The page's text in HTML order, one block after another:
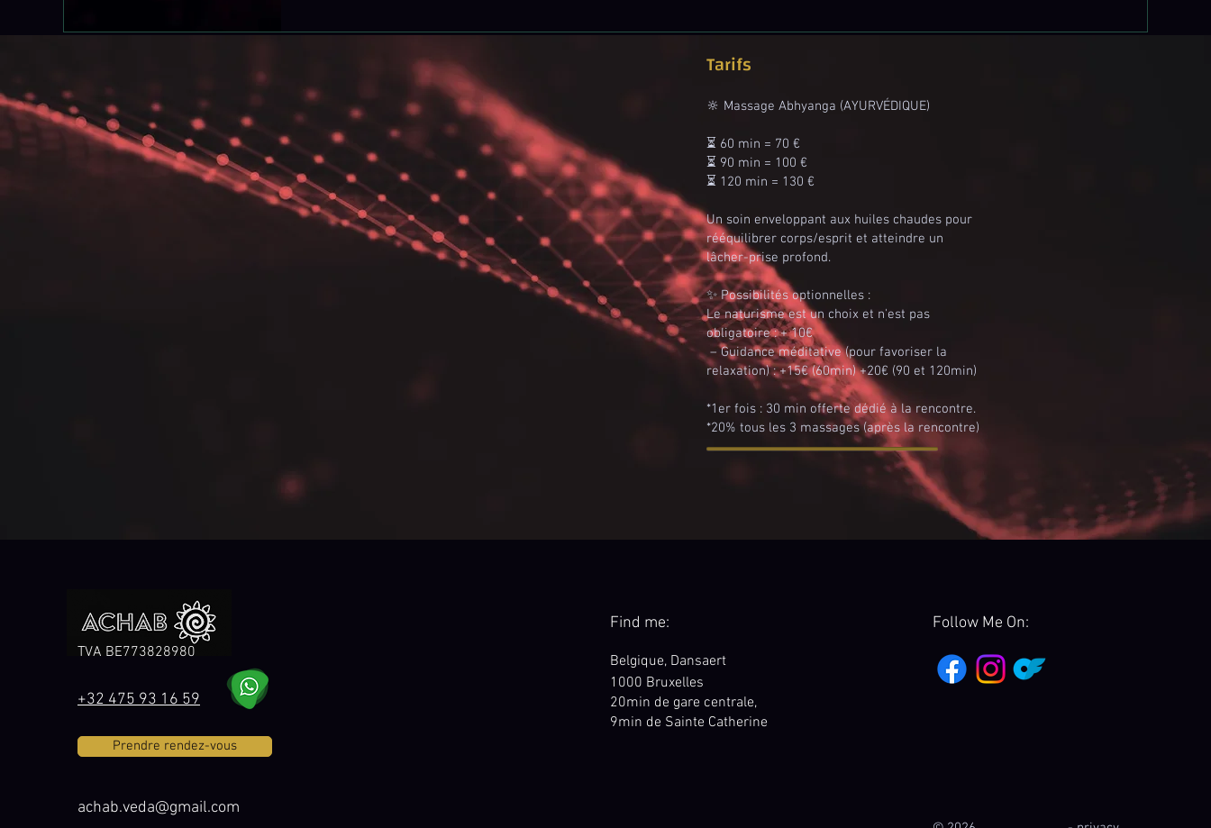
Tarifs
🔆 Massage Abhyanga (AYURVÉDIQUE)
⏳ 60 min = 70 €
⏳ 90 min = 100 €
⏳ 120 min = 130 €
Un soin enveloppant aux huiles chaudes pour
rééquilibrer corps/esprit et atteindre un
lâcher-prise profond.
✨ Possibilités optionnelles :
Le naturisme est un choix et n'est pas
obligatoire : + 10€
– Guidance méditative (pour favoriser la
relaxation) : +15€ (60min) +20€ (90 et 120min)
*1er fois : 30 min offerte dédié à la rencontre.
*20% tous les 3 massages (après la rencontre)
TVA BE773828980
+32 475 93 16 59
Prendre rendez-vous
achab.veda@gmail.com
Find me:
Belgique, Dansaert
1000 Bruxelles
20min de gare centrale,
9min de Sainte Catherine
Follow Me On: